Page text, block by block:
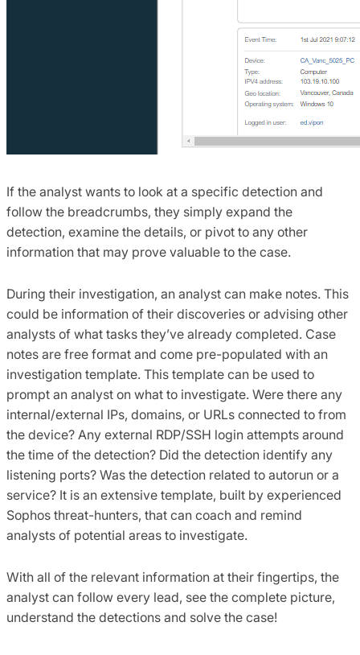
If the analyst wants to look at a specific detection and
follow the breadcrumbs, they simply expand the
detection, examine the details, or pivot to any other
information that may prove valuable to the case.
During their investigation, an analyst can make notes. This
could be information of their discoveries or advising other
analysts of what tasks they’ve already completed. Case
notes are free format and come pre-populated with an
investigation template. This template can be used to
prompt an analyst on what to investigate. Were there any
internal/external IPs, domains, or URLs connected to from
the device? Any external RDP/SSH login attempts around
the time of the detection? Did the detection identify any
listening ports? Was the detection related to autorun or a
service? It is an extensive template, built by experienced
Sophos threat-hunters, that can coach and remind
analysts of potential areas to investigate.
With all of the relevant information at their fingertips, the
analyst can follow every lead, see the complete picture,
understand the detections and solve the case!